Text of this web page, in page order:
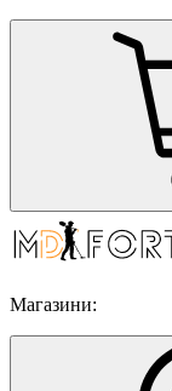
Магазини: